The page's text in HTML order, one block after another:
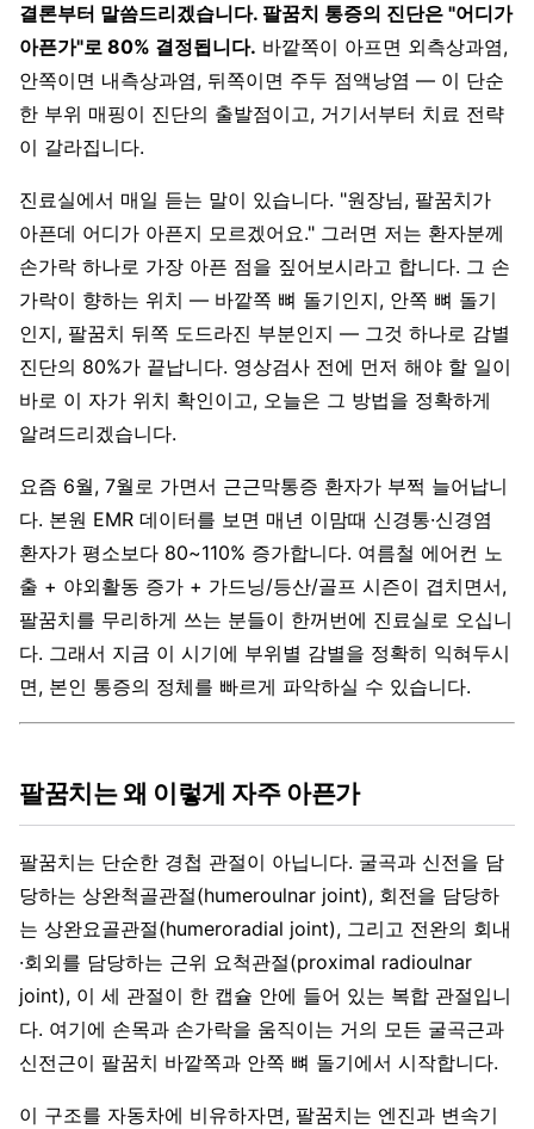
결론부터 말씀드리겠습니다. 팔꿈치 통증의 진단은 "어디가
아픈가"로 80% 결정됩니다. 바깥쪽이 아프면 외측상과염,
안쪽이면 내측상과염, 뒤쪽이면 주두 점액낭염 — 이 단순
한 부위 매핑이 진단의 출발점이고, 거기서부터 치료 전략
이 갈라집니다.
진료실에서 매일 듣는 말이 있습니다. "원장님, 팔꿈치가
아픈데 어디가 아픈지 모르겠어요." 그러면 저는 환자분께
손가락 하나로 가장 아픈 점을 짚어보시라고 합니다. 그 손
가락이 향하는 위치 — 바깥쪽 뼈 돌기인지, 안쪽 뼈 돌기
인지, 팔꿈치 뒤쪽 도드라진 부분인지 — 그것 하나로 감별
진단의 80%가 끝납니다. 영상검사 전에 먼저 해야 할 일이
바로 이 자가 위치 확인이고, 오늘은 그 방법을 정확하게
알려드리겠습니다.
요즘 6월, 7월로 가면서 근근막통증 환자가 부쩍 늘어납니
다. 본원 EMR 데이터를 보면 매년 이맘때 신경통·신경염
환자가 평소보다 80~110% 증가합니다. 여름철 에어컨 노
출 + 야외활동 증가 + 가드닝/등산/골프 시즌이 겹치면서,
팔꿈치를 무리하게 쓰는 분들이 한꺼번에 진료실로 오십니
다. 그래서 지금 이 시기에 부위별 감별을 정확히 익혀두시
면, 본인 통증의 정체를 빠르게 파악하실 수 있습니다.
팔꿈치는 왜 이렇게 자주 아픈가
팔꿈치는 단순한 경첩 관절이 아닙니다. 굴곡과 신전을 담
당하는 상완척골관절(humeroulnar joint), 회전을 담당하
는 상완요골관절(humeroradial joint), 그리고 전완의 회내
·회외를 담당하는 근위 요척관절(proximal radioulnar
joint), 이 세 관절이 한 캡슐 안에 들어 있는 복합 관절입니
다. 여기에 손목과 손가락을 움직이는 거의 모든 굴곡근과
신전근이 팔꿈치 바깥쪽과 안쪽 뼈 돌기에서 시작합니다.
이 구조를 자동차에 비유하자면, 팔꿈치는 엔진과 변속기